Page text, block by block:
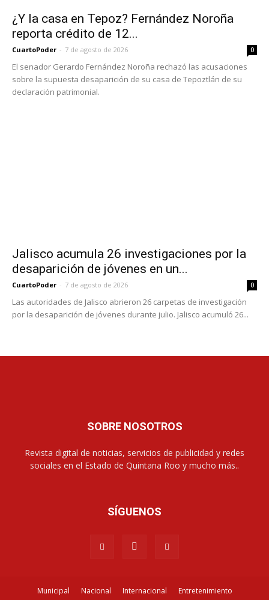
¿Y la casa en Tepoz? Fernández Noroña
reporta crédito de 12...
CuartoPoder - 7 de agosto de 2026 0
El senador Gerardo Fernández Noroña rechazó las acusaciones
sobre la supuesta desaparición de su casa de Tepoztlán de su
declaración patrimonial.
Jalisco acumula 26 investigaciones por la
desaparición de jóvenes en un...
CuartoPoder - 7 de agosto de 2026 0
Las autoridades de Jalisco abrieron 26 carpetas de investigación
por la desaparición de jóvenes durante julio. Jalisco acumuló 26...
SOBRE NOSOTROS
Revista digital de noticias, servicios de publicidad y redes
sociales en el Estado de Quintana Roo y mucho más..
SÍGUENOS
Municipal Nacional Internacional Entretenimiento